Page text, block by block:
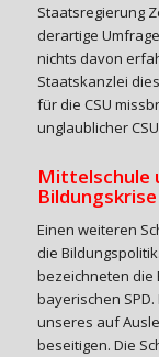
Staatsregierung
derartige
nichts davon
Staatskanzlei
für die CSU
unglaublicher
Mittelschule
Bildungskrise
Einen weiteren
die
bezeichneten die
bayerischen
unseres auf
beseitigen. Die